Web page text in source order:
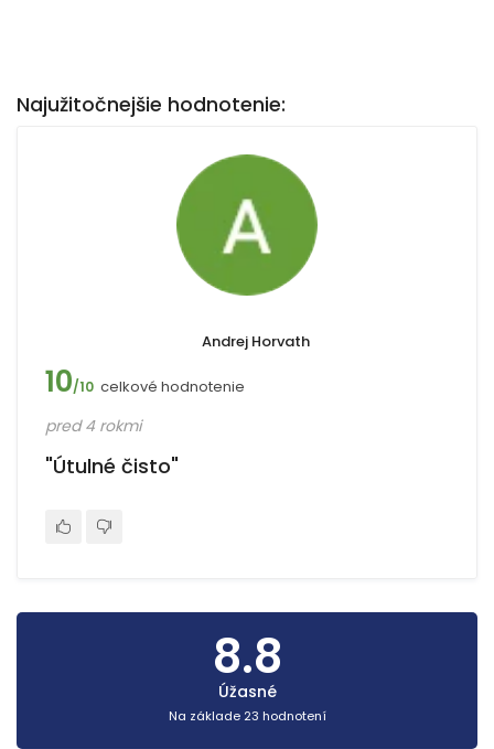
Najužitočnejšie hodnotenie:
Andrej Horvath
10/10 celkové hodnotenie
pred 4 rokmi
"Útulné čisto"
8.8
Úžasné
Na základe 23 hodnotení